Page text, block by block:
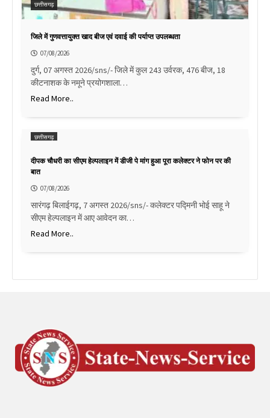
छत्तीसगढ़
जिले में गुणवत्तायुक्त खाद बीज एवं दवाई की पर्याप्त उपलब्धता
07/08/2026
दुर्ग, 07 अगस्त 2026/sns/- जिले में कुल 243 उर्वरक, 476 बीज, 18
कीटनाशक के नमूने प्रयोगशाला…
Read More..
छत्तीसगढ़
दीपक चौधरी का सीएम हेल्पलाइन में डीजी पे मांग हुआ पूरा कलेक्टर ने फोन पर की
बात
07/08/2026
सारंगढ़ बिलाईगढ़, 7 अगस्त 2026/sns/- कलेक्टर पद्मिनी भोई साहू ने
सीएम हेल्पलाइन में आए आवेदन का…
Read More..